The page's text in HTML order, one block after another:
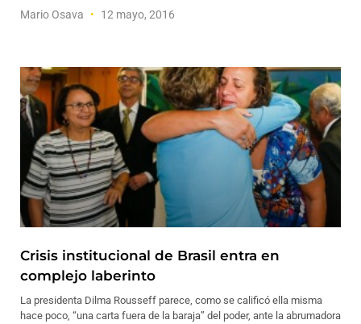
Mario Osava 12 mayo, 2016
Crisis institucional de Brasil entra en
complejo laberinto
La presidenta Dilma Rousseff parece, como se calificó ella misma
hace poco, “una carta fuera de la baraja” del poder, ante la abrumadora